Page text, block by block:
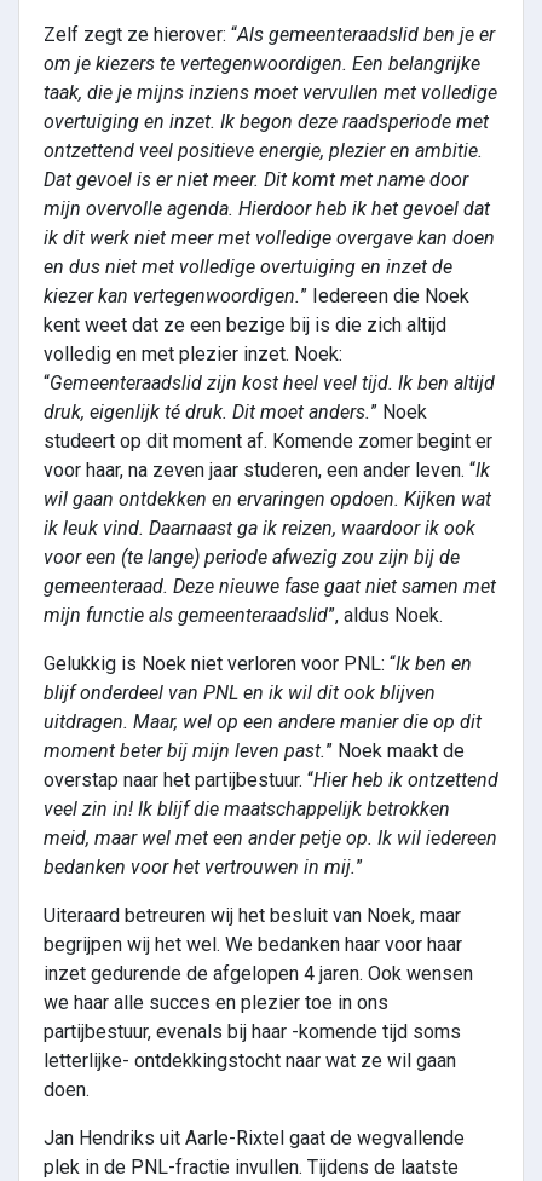
Zelf zegt ze hierover: “Als gemeenteraadslid ben je er
om je kiezers te vertegenwoordigen. Een belangrijke
taak, die je mijns inziens moet vervullen met volledige
overtuiging en inzet. Ik begon deze raadsperiode met
ontzettend veel positieve energie, plezier en ambitie.
Dat gevoel is er niet meer. Dit komt met name door
mijn overvolle agenda. Hierdoor heb ik het gevoel dat
ik dit werk niet meer met volledige overgave kan doen
en dus niet met volledige overtuiging en inzet de
kiezer kan vertegenwoordigen.” Iedereen die Noek
kent weet dat ze een bezige bij is die zich altijd
volledig en met plezier inzet. Noek:
“Gemeenteraadslid zijn kost heel veel tijd. Ik ben altijd
druk, eigenlijk té druk. Dit moet anders.” Noek
studeert op dit moment af. Komende zomer begint er
voor haar, na zeven jaar studeren, een ander leven. “Ik
wil gaan ontdekken en ervaringen opdoen. Kijken wat
ik leuk vind. Daarnaast ga ik reizen, waardoor ik ook
voor een (te lange) periode afwezig zou zijn bij de
gemeenteraad. Deze nieuwe fase gaat niet samen met
mijn functie als gemeenteraadslid”, aldus Noek.
Gelukkig is Noek niet verloren voor PNL: “Ik ben en
blijf onderdeel van PNL en ik wil dit ook blijven
uitdragen. Maar, wel op een andere manier die op dit
moment beter bij mijn leven past.” Noek maakt de
overstap naar het partijbestuur. “Hier heb ik ontzettend
veel zin in! Ik blijf die maatschappelijk betrokken
meid, maar wel met een ander petje op. Ik wil iedereen
bedanken voor het vertrouwen in mij.”
Uiteraard betreuren wij het besluit van Noek, maar
begrijpen wij het wel. We bedanken haar voor haar
inzet gedurende de afgelopen 4 jaren. Ook wensen
we haar alle succes en plezier toe in ons
partijbestuur, evenals bij haar -komende tijd soms
letterlijke- ontdekkingstocht naar wat ze wil gaan
doen.
Jan Hendriks uit Aarle-Rixtel gaat de wegvallende
plek in de PNL-fractie invullen. Tijdens de laatste